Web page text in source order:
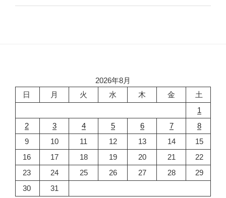
2026年8月
日
月 火 水 木 金
土
1
2
3 4 5 6 7
8
9
10 11 12 13 14
15
16
17 18 19 20 21
22
23
24 25 26 27 28
29
30
31